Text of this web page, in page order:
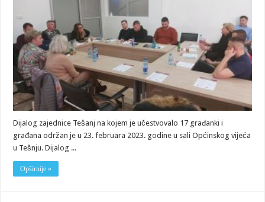
Dijalog zajednice Tešanj na kojem je učestvovalo 17 građanki i
građana održan je u 23. februara 2023. godine u sali Općinskog vijeća
u Tešnju. Dijalog ...
Opširnije »